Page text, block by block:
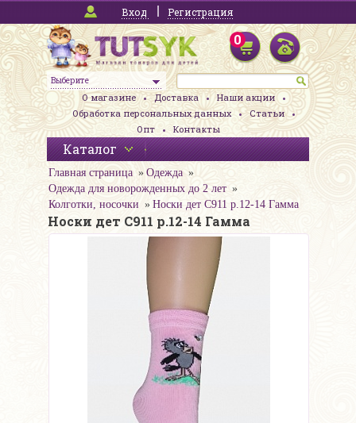
Вход Регистрация
Выберите
0
О магазине Доставка
Наши акции
Обработка персональных данных
Статьи
Опт
Контакты
Каталог
Главная страница
Одежда
Одежда для новорожденных до 2 лет
Колготки, носочки
Носки дет С911 р.12-14 Гамма
Носки дет С911 р.12-14 Гамма